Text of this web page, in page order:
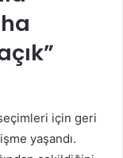
seçimleri için geri
yaşandı.